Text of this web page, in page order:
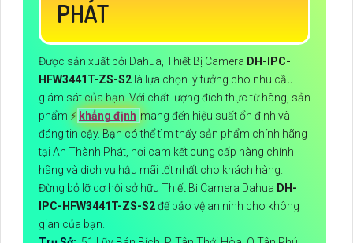
PHÁT
Được sản xuất bởi Dahua, Thiết Bị Camera DH-IPC-
HFW3441T-ZS-S2 là lựa chọn lý tưởng cho nhu cầu
giám sát của bạn. Với chất lượng đích thực từ hãng, sản
phẩm ️⚡ khẳng định mang đến hiệu suất ổn định và
đáng tin cậy. Bạn có thể tìm thấy sản phẩm chính hãng
tại An Thành Phát, nơi cam kết cung cấp hàng chính
hãng và dịch vụ hậu mãi tốt nhất cho khách hàng.
Đừng bỏ lỡ cơ hội sở hữu Thiết Bị Camera Dahua DH-
IPC-HFW3441T-ZS-S2để bảo vệ an ninh cho không
gian của bạn.